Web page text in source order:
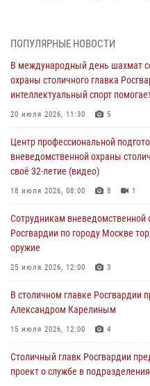
управления Росгвардии по
чемпионате столичного главка
самбо (ВИДЕО)
04 августа 2026, 14:00
В Москве росгвардейцы
на охранника торгового центра
04 августа 2026, 08:00
находящегося в федеральном
03 августа 2026, 12:00
Московские росгвардейцы
ПОПУЛЯРНЫЕ НОВОСТИ
В международный день шахмат
охраны столичного главка
интеллектуальный спорт
20 июля 2026, 11:30 5
Центр профессиональной
вневедомственной охраны
своё 32-летие (видео)
18 июля 2026, 08:00 8 1
Сотрудникам вневедомственной
Росгвардии по городу Москве
оружие
25 июля 2026, 12:00 3
В столичном главке Росгвардии
Александром Карелиным
15 июля 2026, 12:00 4
Столичный главк Росгвардии
проект о службе в